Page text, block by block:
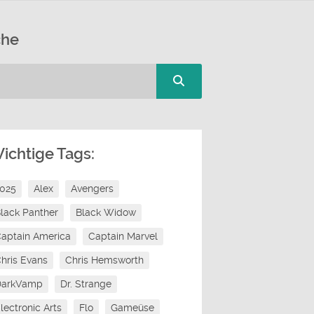
Tags:
Alex Avengers
Panther Black Widow
America Captain Marvel
Evans Chris Hemsworth
Dr. Strange
Arts Flo Gameüse